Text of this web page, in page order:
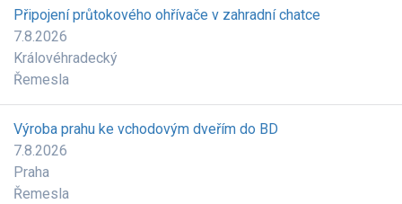
Připojení průtokového ohřívače v zahradní chatce
7.8.2026
Královéhradecký
Řemesla
Výroba prahu ke vchodovým dveřím do BD
7.8.2026
Praha
Řemesla